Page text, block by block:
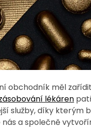
obchodník měl
lékáren
služby, díky kterým
a společně